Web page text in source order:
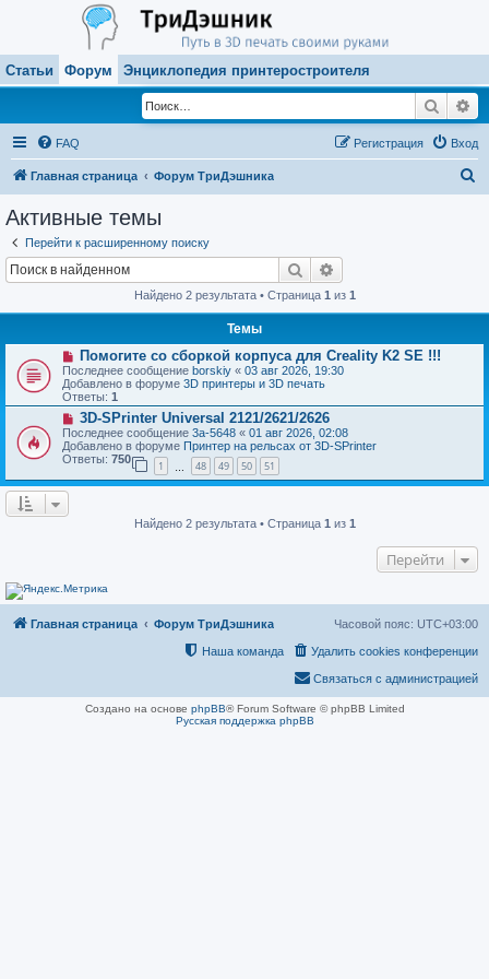
Статьи Форум Энциклопедия принтеростроителя
Поиск
FAQ Вход
Регистрация
Главная страница Форум ТриДэшника
Активные темы
Перейти к расширенному поиску
Поиск
Найдено 2 результата • Страница 1 из 1
Темы
Н
о
в
о
е
с
о
о
б
е
Помогите со сборкой корпуса для Creality K2 SE !!!
Последнее сообщение borskiy « 03 авг 2026, 19:30
Добавлено в форуме 3D принтеры и 3D печать
Ответы: 1
Н
о
в
о
е
с
е
3D-SPrinter Universal 2121/2621/2626
Последнее сообщение 3a-5648 « 01 авг 2026, 02:08
Добавлено в форуме Принтер на рельсах от 3D-SPrinter
Ответы: 750
1 48 49 50 51
Найдено 2 результата • Страница 1 из 1
Перейти
Главная страница Форум ТриДэшника Часовой пояс: UTC+03:00
Удалить cookies конференции
Наша команда
Связаться с администрацией
Создано на основе phpBB® Forum Software © phpBB Limited
Русская поддержка phpBB